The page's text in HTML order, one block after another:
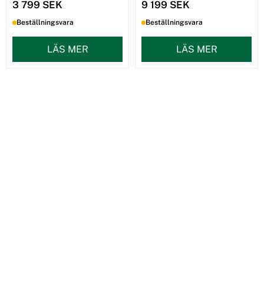
3 799 SEK
Beställningsvara
LÄS MER
9 199 SEK
Beställningsvara
LÄS MER